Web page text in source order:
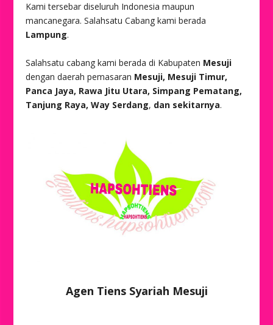
Kami tersebar diseluruh Indonesia maupun
mancanegara. Salahsatu Cabang kami berada
Lampung.
Salahsatu cabang kami berada di Kabupaten Mesuji
dengan daerah pemasaran Mesuji, Mesuji Timur,
Panca Jaya, Rawa Jitu Utara, Simpang Pematang,
Tanjung Raya, Way Serdang, dan sekitarnya.
Agen Tiens Syariah Mesuji